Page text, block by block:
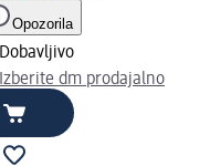
Opozorila
Dobavljivo
Izberite dm prodajalno